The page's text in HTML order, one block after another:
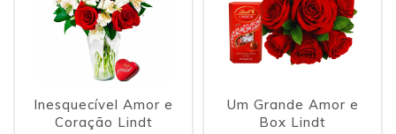
Inesquecível Amor e
Coração Lindt
Um Grande Amor e
Box Lindt